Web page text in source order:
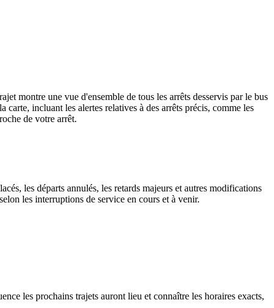
montre une vue d'ensemble de tous les arrêts desservis par le bus
carte, incluant les alertes relatives à des arrêts précis, comme les
de votre arrêt.
les départs annulés, les retards majeurs et autres modifications
les interruptions de service en cours et à venir.
les prochains trajets auront lieu et connaître les horaires exacts,